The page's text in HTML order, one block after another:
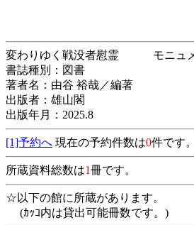
変わりゆく戦没者慰霊 モ
書誌種別：図書
著者名：由谷 裕哉／編著
出版者：雄山閣
出版年月：2025.8
[1]予約へ 現在の予約件数は0件です。
所蔵資料総数は1冊です。
☆以下の館に所蔵があります。
(ｶｯｺ内は貸出可能冊数です。)